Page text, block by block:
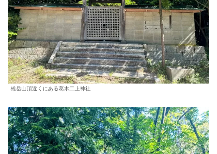
雄岳山頂近くにある葛木二上神社